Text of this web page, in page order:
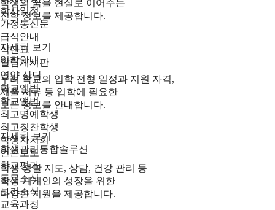
학사일정
가정통신문
급식안내
식단표
알림게시판
영양 상담
학교앨범
학교앨범
최고명예학생
최고칭찬학생
학생자치회
언론보도
학교평가
동문소식
보건소식
교육과정
학생의 꿈을 현실로 이어주는
진학 정보를 제공합니다.
자세히 보기
입학안내
우리 학교의 입학 전형 일정과 지원 자격,
제출 서류 등 입학에 필요한
모든 정보를 안내합니다.
자세히 보기
학생관리통합솔루션
학생 생활 지도, 상담, 건강 관리 등
학생 개개인의 성장을 위한
다양한 지원을 제공합니다.